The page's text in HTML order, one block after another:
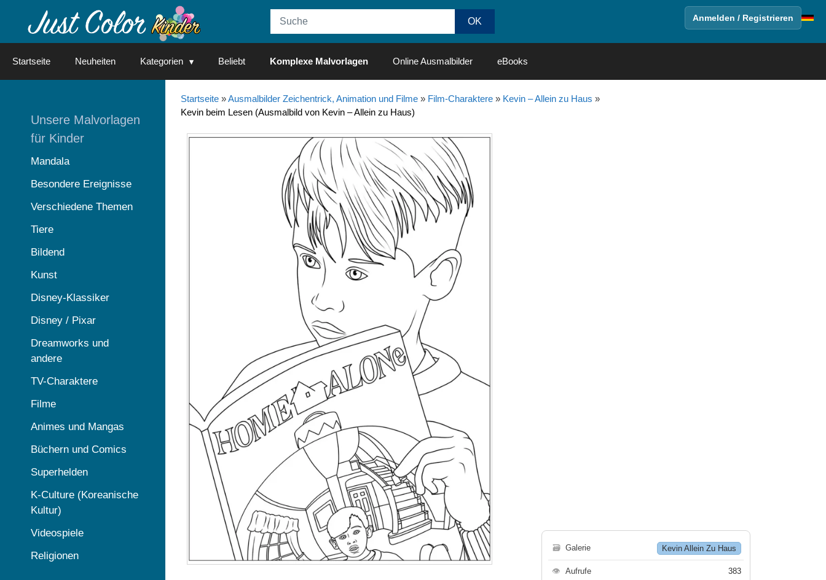
Anmelden / Registrieren
Startseite Neuheiten Kategorien Beliebt Komplexe Malvorlagen Online Ausmalbilder eBooks
Startseite»Ausmalbilder Zeichentrick, Animation und Filme» Film-Charaktere» Kevin – Allein zu Haus »
Kevin beim Lesen (Ausmalbild von Kevin – Allein zu Haus)
🗃 Galerie Kevin Allein Zu Haus
👁 Aufrufe 383
Unsere Malvorlagen
für Kinder
Mandala
Besondere Ereignisse
Verschiedene Themen
Tiere
Bildend
Kunst
Disney-Klassiker
Disney / Pixar
Dreamworks und
andere
TV-Charaktere
Filme
Animes und Mangas
Büchern und Comics
Superhelden
K-Culture (Koreanische
Kultur)
Videospiele
Religionen